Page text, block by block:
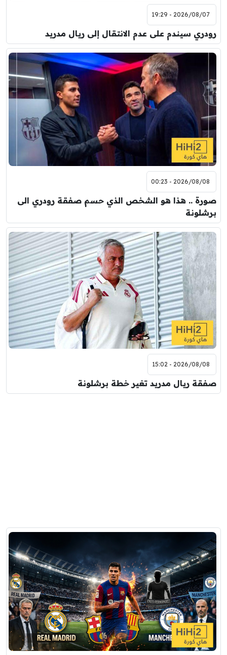
2026/08/07 - 19:29
رودري سيندم على عدم الانتقال إلى ريال مدريد
2026/08/08 - 00:23
صورة .. هذا هو الشخص الذي حسم صفقة رودري الى
برشلونة
2026/08/08 - 15:02
صفقة ريال مدريد تغير خطة برشلونة